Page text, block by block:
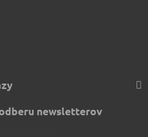
newsletterov